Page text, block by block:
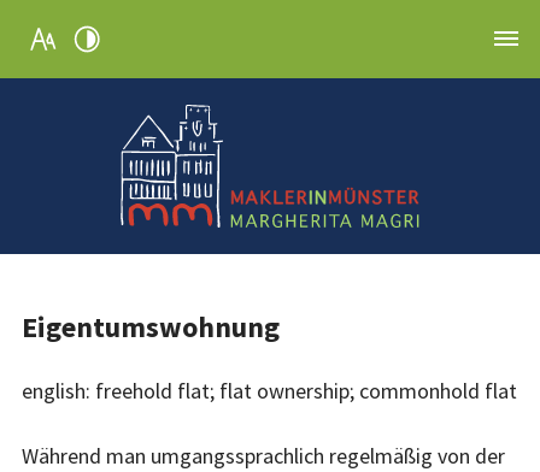
Eigentumswohnung
english: freehold flat; flat ownership; commonhold flat
Während man umgangssprachlich regelmäßig von der